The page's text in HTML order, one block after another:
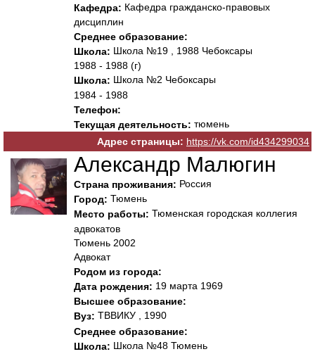
Кафедра: Кафедра гражданско-правовых
дисциплин
Среднее образование:
Школа: Школа №19 , 1988 Чебоксары
1988 - 1988 (г)
Школа: Школа №2 Чебоксары
1984 - 1988
Телефон:
Текущая деятельность: тюмень
Адрес страницы: https://vk.com/id434299034
Александр Малюгин
Страна проживания: Россия
Город: Тюмень
Место работы: Тюменская городская коллегия
адвокатов
Тюмень 2002
Адвокат
Родом из города:
Дата рождения: 19 марта 1969
Высшее образование:
Вуз: ТВВИКУ , 1990
Среднее образование:
Школа: Школа №48 Тюмень